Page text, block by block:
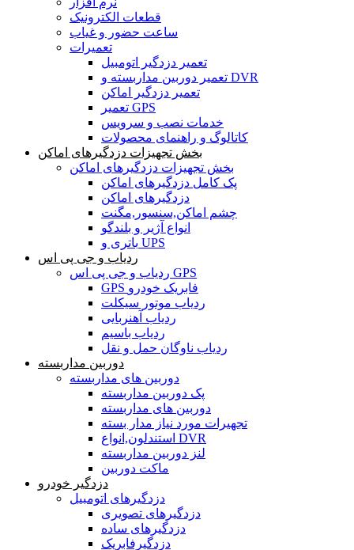
قطعات الکترونیک
ساعت حضور و غیاب
تعمیرات
تعمیر دزدگیر اتومبیل
تعمیر دوربین مداربسته و DVR
تعمیر دزدگیر اماکن
تعمیر GPS
خدمات نصب و سرویس
کاتالوگ و راهنمای محصولات
بخش تجهیزات دزدگیرهای اماکن
بخش تجهیزات دزدگیرهای اماکن
پک کامل دزدگیرهای اماکن
دزدگیرهای اماکن
چشم اماکن,سنسور,مگنت
انواع آژیر و بلندگو
باتری و UPS
ردیاب و جی پی اس
ردیاب و جی پی اس GPS
GPS فابریک خودرو
ردیاب موتور سیکلت
ردیاب آهنربایی
ردیاب باسیم
ردیاب ناوگان حمل و نقل
دوربین مداربسته
دوربین های مداربسته
پک دوربین مداربسته
دوربین های مداربسته
تجهیرات مورد نیاز مدار بسته
استندلون,انواع DVR
لنز دوربین مداربسته
ماکت دوربین
دزدگیر خودرو
دزدگیرهای اتومبیل
دزدگیرهای تصویری
دزدگیرهای ساده
دزدگیرفابریک